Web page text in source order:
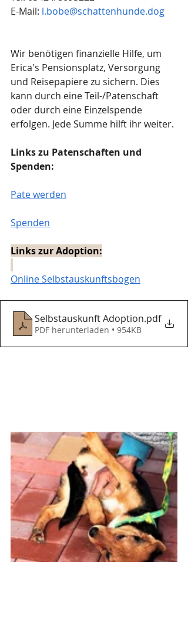
E-Mail: l.bobe@schattenhunde.dog
Wir benötigen finanzielle Hilfe, um
Erica's Pensionsplatz, Versorgung
und Reisepapiere zu sichern. Dies
kann durch eine Teil-/Patenschaft
oder durch eine Einzelspende
erfolgen. Jede Summe hilft ihr weiter.
Links zu Patenschaften und
Spenden:
Pate werden
Spenden
Links zur Adoption:
Online Selbstauskunftsbogen
Selbstauskunft Adoption.pdf
PDF herunterladen • 954KB